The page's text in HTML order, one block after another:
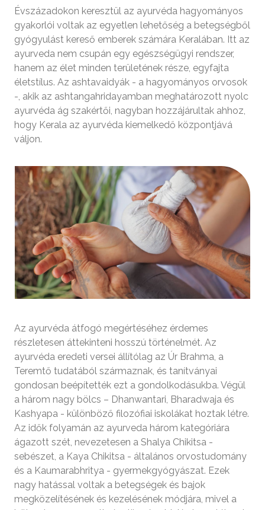
Évszázadokon keresztül az ayurvéda hagyományos
gyakorlói voltak az egyetlen lehetőség a betegségből
gyógyulást kereső emberek számára Keralában. Itt az
ayurveda nem csupán egy egészségügyi rendszer,
hanem az élet minden területének része, egyfajta
életstílus. Az ashtavaidyák - a hagyományos orvosok
-, akik az ashtangahridayamban meghatározott nyolc
ayurvéda ág szakértői, nagyban hozzájárultak ahhoz,
hogy Kerala az ayurvéda kiemelkedő központjává
váljon.
Az ayurvéda átfogó megértéséhez érdemes
részletesen áttekinteni hosszú történelmét. Az
ayurvéda eredeti versei állítólag az Úr Brahma, a
Teremtő tudatából származnak, és tanítványai
gondosan beépítették ezt a gondolkodásukba. Végül
a három nagy bölcs – Dhanwantari, Bharadwaja és
Kashyapa - különböző filozófiai iskolákat hoztak létre.
Az idők folyamán az ayurveda három kategóriára
ágazott szét, nevezetesen a Shalya Chikitsa -
sebészet, a Kaya Chikitsa - általános orvostudomány
és a Kaumarabhritya - gyermekgyógyászat. Ezek
nagy hatással voltak a betegségek és bajok
megközelítésének és kezelésének módjára, mivel a